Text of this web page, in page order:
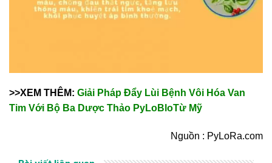
>>XEM THÊM: Giải Pháp Đẩy Lùi Bệnh Vôi Hóa Van
Tim Với Bộ Ba Dược Thảo PyLoBloTừ Mỹ
Nguồn : PyLoRa.com